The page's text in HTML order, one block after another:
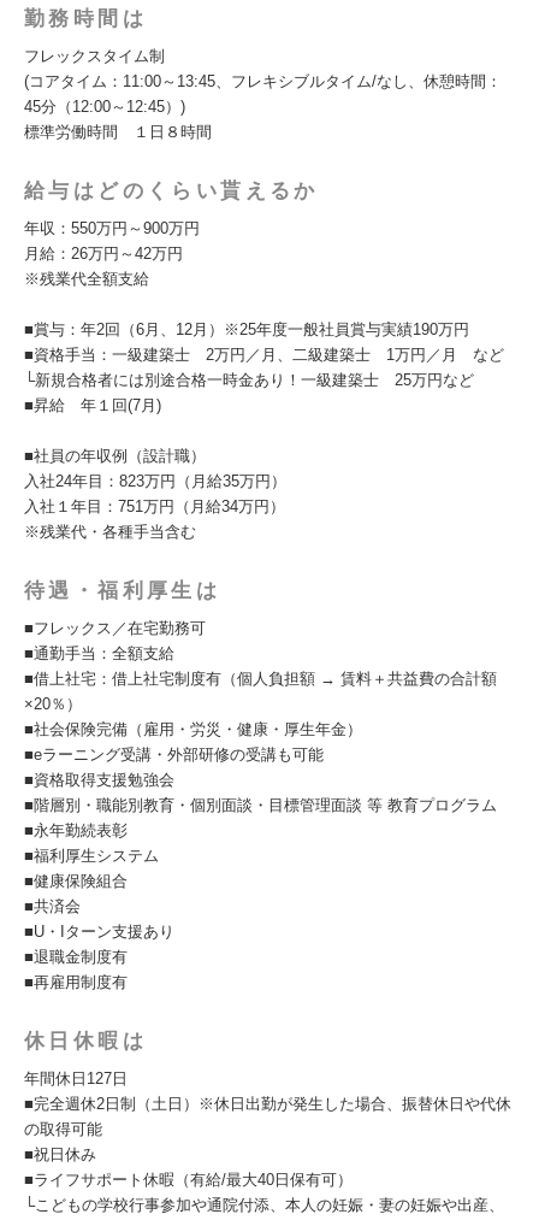
勤務時間は
フレックスタイム制
(コアタイム：11:00～13:45、フレキシブルタイム/なし、休憩時間：
45分（12:00～12:45）)
標準労働時間 １日８時間
給与はどのくらい貰えるか
年収：550万円～900万円
月給：26万円～42万円
※残業代全額支給
■賞与：年2回（6月、12月）※25年度一般社員賞与実績190万円
■資格手当：一級建築士 2万円／月、二級建築士 1万円／月 など
└新規合格者には別途合格一時金あり！一級建築士 25万円など
■昇給 年１回(7月)
■社員の年収例（設計職）
入社24年目：823万円（月給35万円）
入社１年目：751万円（月給34万円）
※残業代・各種手当含む
待遇・福利厚生は
■フレックス／在宅勤務可
■通勤手当：全額支給
■借上社宅：借上社宅制度有（個人負担額 → 賃料＋共益費の合計額
×20％）
■社会保険完備（雇用・労災・健康・厚生年金）
■eラーニング受講・外部研修の受講も可能
■資格取得支援勉強会
■階層別・職能別教育・個別面談・目標管理面談 等 教育プログラム
■永年勤続表彰
■福利厚生システム
■健康保険組合
■共済会
■U・Iターン支援あり
■退職金制度有
■再雇用制度有
休日休暇は
年間休日127日
■完全週休2日制（土日）※休日出勤が発生した場合、振替休日や代休
の取得可能
■祝日休み
■ライフサポート休暇（有給/最大40日保有可）
└こどもの学校行事参加や通院付添、本人の妊娠・妻の妊娠や出産、